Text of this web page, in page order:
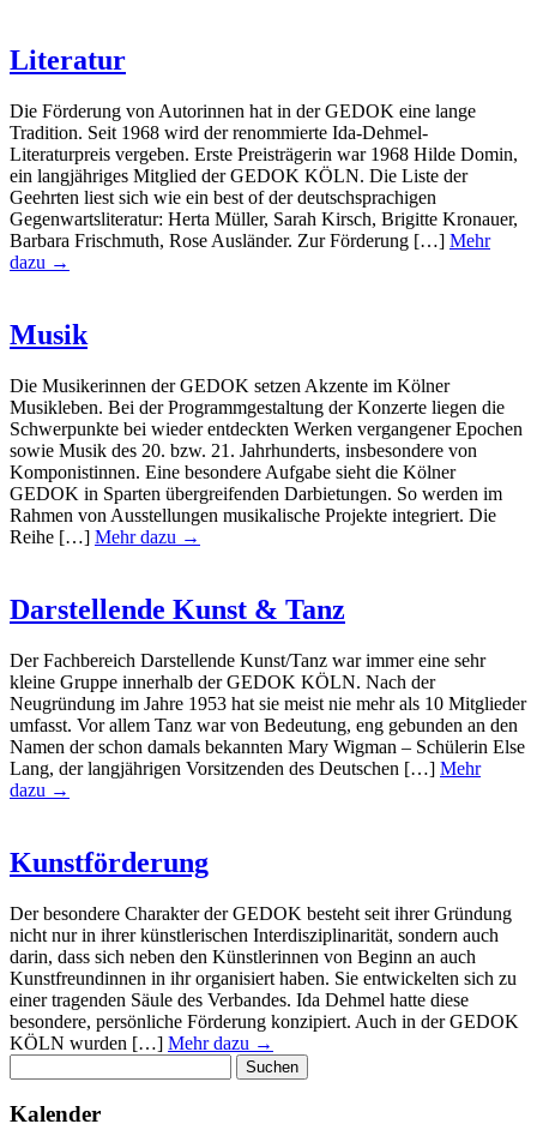
Literatur
Die Förderung von Autorinnen hat in der GEDOK eine lange
Tradition. Seit 1968 wird der renommierte Ida-Dehmel-
Literaturpreis vergeben. Erste Preisträgerin war 1968 Hilde Domin,
ein langjähriges Mitglied der GEDOK KÖLN. Die Liste der
Geehrten liest sich wie ein best of der deutschsprachigen
Gegenwartsliteratur: Herta Müller, Sarah Kirsch, Brigitte Kronauer,
Barbara Frischmuth, Rose Ausländer. Zur Förderung […] Mehr
dazu →
Musik
Die Musikerinnen der GEDOK setzen Akzente im Kölner
Musikleben. Bei der Programmgestaltung der Konzerte liegen die
Schwerpunkte bei wieder entdeckten Werken vergangener Epochen
sowie Musik des 20. bzw. 21. Jahrhunderts, insbesondere von
Komponistinnen. Eine besondere Aufgabe sieht die Kölner
GEDOK in Sparten übergreifenden Darbietungen. So werden im
Rahmen von Ausstellungen musikalische Projekte integriert. Die
Reihe […] Mehr dazu →
Darstellende Kunst & Tanz
Der Fachbereich Darstellende Kunst/Tanz war immer eine sehr
kleine Gruppe innerhalb der GEDOK KÖLN. Nach der
Neugründung im Jahre 1953 hat sie meist nie mehr als 10 Mitglieder
umfasst. Vor allem Tanz war von Bedeutung, eng gebunden an den
Namen der schon damals bekannten Mary Wigman – Schülerin Else
Lang, der langjährigen Vorsitzenden des Deutschen […] Mehr
dazu →
Kunstförderung
Der besondere Charakter der GEDOK besteht seit ihrer Gründung
nicht nur in ihrer künstlerischen Interdisziplinarität, sondern auch
darin, dass sich neben den Künstlerinnen von Beginn an auch
Kunstfreundinnen in ihr organisiert haben. Sie entwickelten sich zu
einer tragenden Säule des Verbandes. Ida Dehmel hatte diese
besondere, persönliche Förderung konzipiert. Auch in der GEDOK
KÖLN wurden […] Mehr dazu →
nach:
Kalender